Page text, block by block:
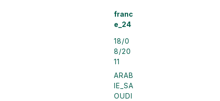
franc
e_24
18/0
8/20
11
ARAB
IE_SA
OUDI